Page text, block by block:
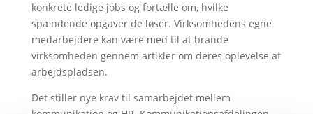
konkrete ledige jobs og fortælle om, hvilke
spændende opgaver de løser. Virksomhedens egne
medarbejdere kan være med til at brande
virksomheden gennem artikler om deres oplevelse af
arbejdspladsen.
Det stiller nye krav til samarbejdet mellem